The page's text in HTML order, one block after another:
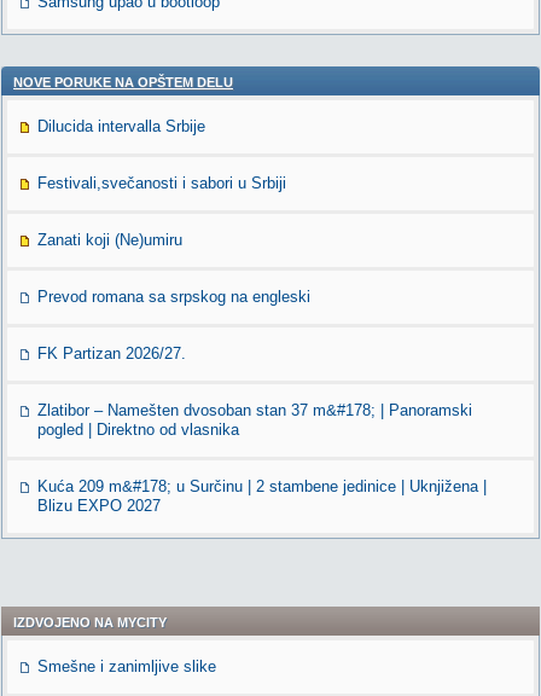
NOVE PORUKE NA OPŠTEM DELU
Dilucida intervalla Srbije
Festivali,svečanosti i sabori u Srbiji
Zanati koji (Ne)umiru
Prevod romana sa srpskog na engleski
FK Partizan 2026/27.
Zlatibor – Namešten dvosoban stan 37 m&#178; | Panoramski
pogled | Direktno od vlasnika
Kuća 209 m&#178; u Surčinu | 2 stambene jedinice | Uknjižena |
Blizu EXPO 2027
IZDVOJENO NA MYCITY
Smešne i zanimljive slike